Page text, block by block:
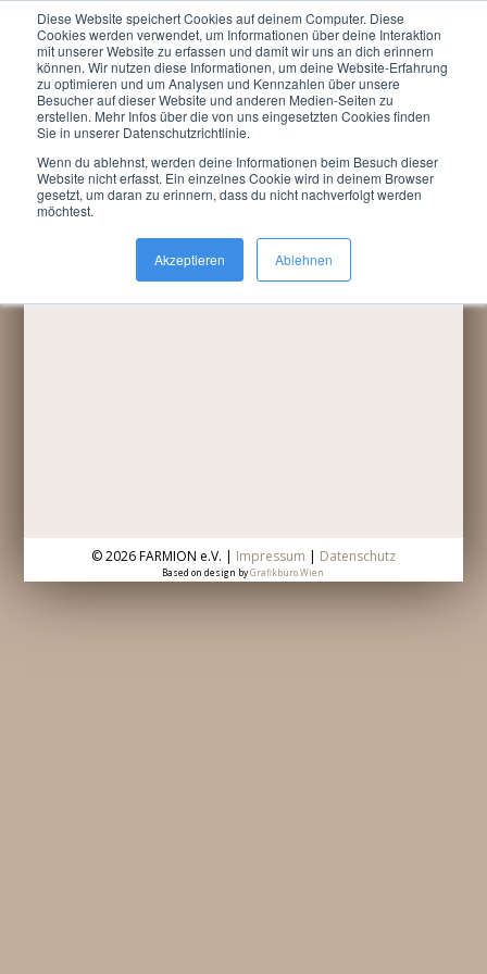
Diese Website speichert Cookies auf deinem Computer. Diese
Cookies werden verwendet, um Informationen über deine Interaktion
mit unserer Website zu erfassen und damit wir uns an dich erinnern
können. Wir nutzen diese Informationen, um deine Website-Erfahrung
zu optimieren und um Analysen und Kennzahlen über unsere
Besucher auf dieser Website und anderen Medien-Seiten zu
erstellen. Mehr Infos über die von uns eingesetzten Cookies finden
Sie in unserer Datenschutzrichtlinie.
Wenn du ablehnst, werden deine Informationen beim Besuch dieser
Website nicht erfasst. Ein einzelnes Cookie wird in deinem Browser
gesetzt, um daran zu erinnern, dass du nicht nachverfolgt werden
möchtest.
Akzeptieren Ablehnen
Menu
Du bist hier:LARP »Termine / Anmeldung»
Rückblicke»2012»Erbfolge
Quelle:
©2026 FARMION e.V. | Impressum | Datenschutz
Based on design byGrafikbüro Wien